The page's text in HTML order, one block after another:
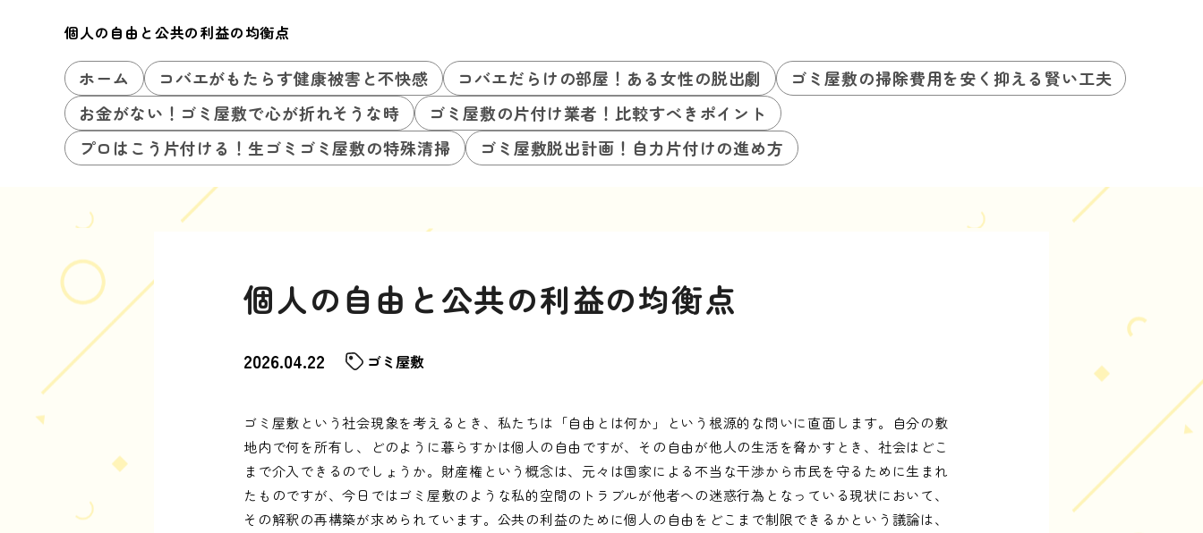
個人の自由と公共の利益の均衡点
ホーム コバエがもたらす健康被害と不快感 コバエだらけの部屋！ある女性の脱出劇
ゴミ屋敷の掃除費用を安く抑える賢い工夫
お金がない！ゴミ屋敷で心が折れそうな時
ゴミ屋敷の片付け業者！比較すべきポイント
プロはこう片付ける！生ゴミゴミ屋敷の特殊清掃
ゴミ屋敷脱出計画！自力片付けの進め方
個人の自由と公共の利益の均衡点
2026.04.22 ゴミ屋敷
ゴミ屋敷という社会現象を考えるとき、私たちは「自由とは何か」という根源的な問いに直面します。自分の敷
地内で何を所有し、どのように暮らすかは個人の自由ですが、その自由が他人の生活を脅かすとき、社会はどこ
まで介入できるのでしょうか。財産権という概念は、元々は国家による不当な干渉から市民を守るために生まれ
たものですが、今日ではゴミ屋敷のような私的空間のトラブルが他者への迷惑行為となっている現状において、
その解釈の再構築が求められています。公共の利益のために個人の自由をどこまで制限できるかという議論は、